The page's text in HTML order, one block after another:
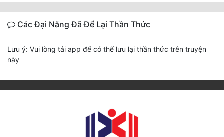
Các Đại Năng Đã Để Lại Thần Thức
Lưu ý: Vui lòng tải app để có thể lưu lại thần thức trên truyện
này